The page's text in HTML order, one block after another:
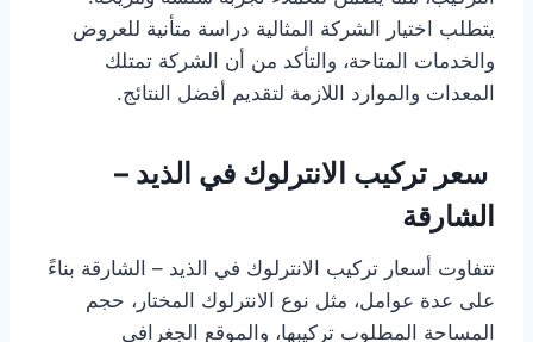
يتطلب اختيار الشركة المثالية دراسة متأنية للعروض
والخدمات المتاحة، والتأكد من أن الشركة تمتلك
المعدات والموارد اللازمة لتقديم أفضل النتائج.
سعر تركيب الانترلوك في الذيد –
الشارقة
تتفاوت أسعار تركيب الانترلوك في الذيد – الشارقة بناءً
على عدة عوامل، مثل نوع الانترلوك المختار، حجم
المساحة المطلوب تركيبها، والموقع الجغرافي